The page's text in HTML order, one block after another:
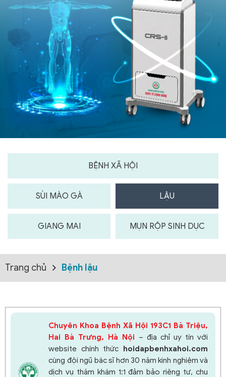
BỆNH XÃ HỘI
SÙI MÀO GÀ LẬU
GIANG MAI MỤN RỘP SINH DỤC
Trang chủ Bệnh lậu
Chuyên Khoa Bệnh Xã Hội 193C1 Bà Triệu,
Hai Bà Trưng, Hà Nội – địa chỉ uy tín với
website chính thức hoidapbenhxahoi.com
cùng đội ngũ bác sĩ hơn 30 năm kinh nghiệm và
dịch vụ thăm khám 1:1 đảm bảo riêng tư, chu